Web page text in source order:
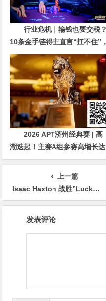
行业危机｜输钱也要交税？
10条金手链得主直言“扛不住”，
主动砍掉四分之三比赛
2026 APT济州经典赛 | 高
潮迭起！主赛A组参赛高增长达
676人次！中国选手 Tony Lin
逆袭夺超级豪客赛冠军！
上一篇
Isaac Haxton 战胜”LuckyChewy”喜提超级碗第二冠以及$2,760,000奖金 Chidwick获得季军
发表评论